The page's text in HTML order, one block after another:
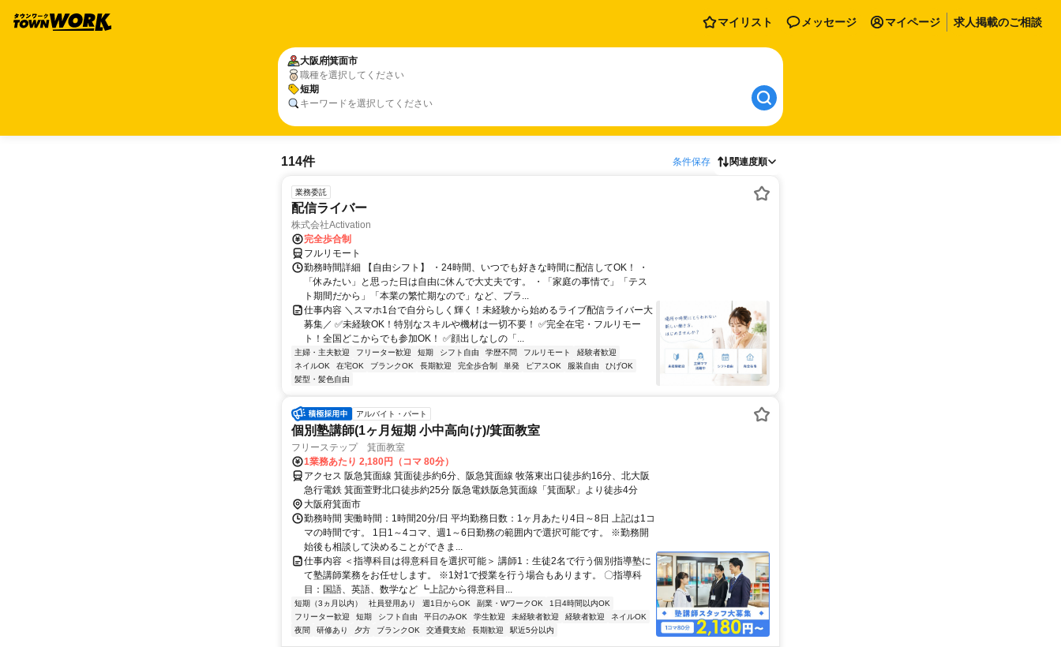
マイリスト メッセージ マイページ 求人掲載のご相談
大阪府箕面市
職種を選択してください
短期
キーワードを選択してください
114件 条件保存 関連度順
業務委託
配信ライバー
株式会社Activation
完全歩合制
フルリモート
勤務時間詳細 【自由シフト】 ・24時間、いつでも好きな時間に配信してOK！ ・
「休みたい」と思った日は自由に休んで大丈夫です。 ・「家庭の事情で」「テス
ト期間だから」「本業の繁忙期なので」など、プラ...
仕事内容 ＼スマホ1台で自分らしく輝く！未経験から始めるライブ配信ライバー大
募集／ ✅未経験OK！特別なスキルや機材は一切不要！ ✅完全在宅・フルリモー
ト！全国どこからでも参加OK！ ✅顔出しなしの「...
主婦・主夫歓迎 フリーター歓迎 短期 シフト自由 学歴不問 フルリモート
経験者歓迎
ネイルOK
在宅OK ブランクOK 長期歓迎 完全歩合制 単発 ピアスOK 服装自由
ひげOK
髪型・髪色自由
アルバイト・パート
個別塾講師(1ヶ月短期 小中高向け)/箕面教室
フリーステップ 箕面教室
1業務あたり 2,180円（コマ 80分）
アクセス 阪急箕面線 箕面徒歩約6分、阪急箕面線 牧落東出口徒歩約16分、北大阪
急行電鉄 箕面萱野北口徒歩約25分 阪急電鉄阪急箕面線「箕面駅」より徒歩4分
大阪府箕面市
勤務時間 実働時間：1時間20分/日 平均勤務日数：1ヶ月あたり4日～8日 上記は1コ
マの時間です。 1日1～4コマ、週1～6日勤務の範囲内で選択可能です。 ※勤務開
始後も相談して決めることができま...
仕事内容 ＜指導科目は得意科目を選択可能＞ 講師1：生徒2名で行う個別指導塾に
て塾講師業務をお任せします。 ※1対1で授業を行う場合もあります。 〇指導科
目：国語、英語、数学など ┗上記から得意科目...
短期（3ヵ月以内） 社員登用あり 週1日からOK 副業・WワークOK
1日4時間以内OK
フリーター歓迎
短期 シフト自由 平日のみOK 学生歓迎 未経験者歓迎 経験者歓迎
ネイルOK
夜間
研修あり 夕方 ブランクOK 交通費支給 長期歓迎 駅近5分以内